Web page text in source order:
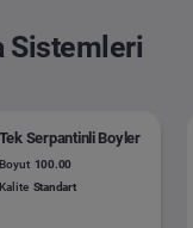
Sistemleri
Tek Serpantinli Boyler
Boyut 100.00
Kalite Standart